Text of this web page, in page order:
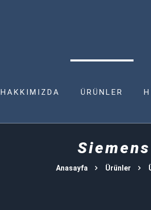
HAKKIMIZDA ÜRÜNLER
Anasayfa Ürünler